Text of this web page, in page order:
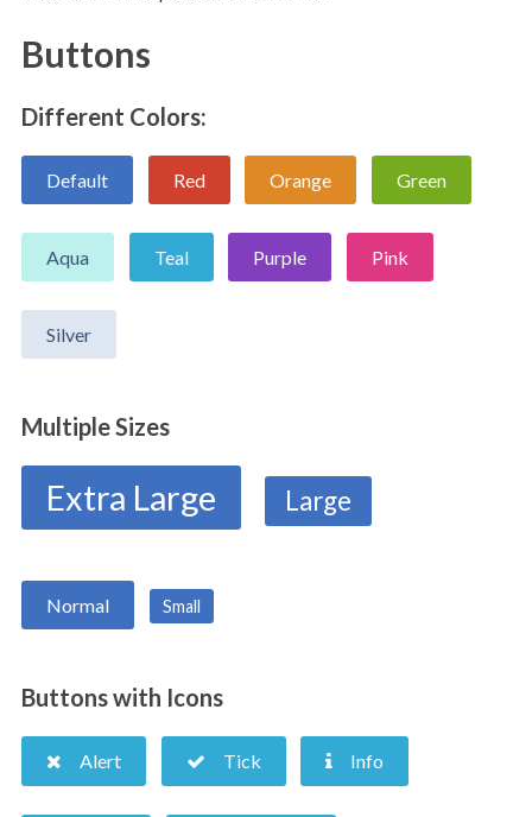
Buttons
Different Colors:
Default Red Orange Green
Aqua Teal Purple Pink
Silver
Multiple Sizes
Extra Large Large
Normal Small
Buttons with Icons
Alert Tick Info